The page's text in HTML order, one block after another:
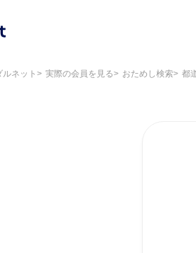
ネット 実際の会員を見る おためし検索 都